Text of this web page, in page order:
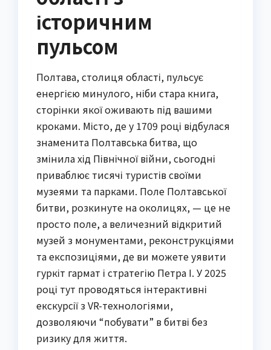
історичним
пульсом
Полтава, столиця області, пульсує
енергією минулого, ніби стара книга,
сторінки якої оживають під вашими
кроками. Місто, де у 1709 році відбулася
знаменита Полтавська битва, що
змінила хід Північної війни, сьогодні
приваблює тисячі туристів своїми
музеями та парками. Поле Полтавської
битви, розкинуте на околицях, — це не
просто поле, а величезний відкритий
музей з монументами, реконструкціями
та експозиціями, де ви можете уявити
гуркіт гармат і стратегію Петра I. У 2025
році тут проводяться інтерактивні
екскурсії з VR-технологіями,
дозволяючи “побувати” в битві без
ризику для життя.